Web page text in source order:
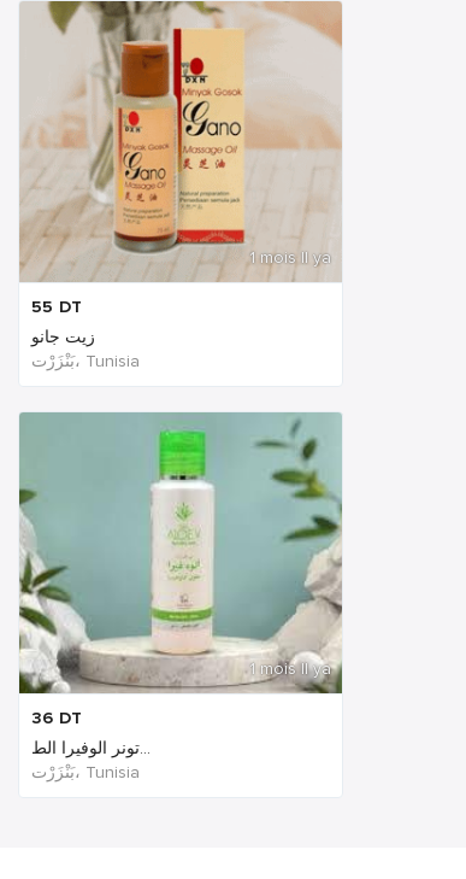
1 mois Il ya
55 DT
زيت جانو
بَنْزَرْت‎، Tunisia
1 mois Il ya
36 DT
تونر الوفيرا الط...
بَنْزَرْت‎، Tunisia